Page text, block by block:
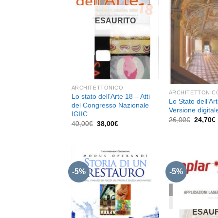
alla lista
dei
desideri
ESAURITO
ARCHITETTONICO
Lo stato dell’Arte 18 – Atti
del Congresso Nazionale
IGIIC
40,00€ Il
40,00€.
38,00€Il
38,00€.
Lo Stato
Versione
26,00€ Il
24,70€Il
-5%
desideri
-5%